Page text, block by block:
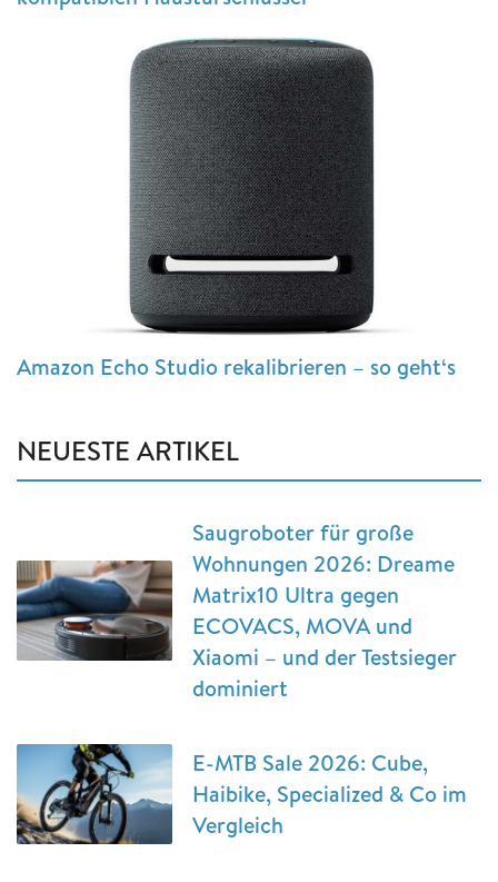
Amazon Echo Studio rekalibrieren – so geht‘s
NEUESTE ARTIKEL
Saugroboter für große
Wohnungen 2026: Dreame
Matrix10 Ultra gegen
ECOVACS, MOVA und
Xiaomi – und der Testsieger
dominiert
E-MTB Sale 2026: Cube,
Haibike, Specialized & Co im
Vergleich